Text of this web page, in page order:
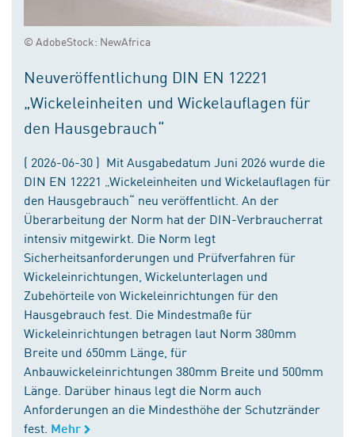
© AdobeStock: NewAfrica
Neuveröffentlichung DIN EN 12221
„Wickeleinheiten und Wickelauflagen für
den Hausgebrauch“
( 2026-06-30 ) Mit Ausgabedatum Juni 2026 wurde die
DIN EN 12221 „Wickeleinheiten und Wickelauflagen für
den Hausgebrauch“ neu veröffentlicht. An der
Überarbeitung der Norm hat der DIN-Verbraucherrat
intensiv mitgewirkt. Die Norm legt
Sicherheitsanforderungen und Prüfverfahren für
Wickeleinrichtungen, Wickelunterlagen und
Zubehörteile von Wickeleinrichtungen für den
Hausgebrauch fest. Die Mindestmaße für
Wickeleinrichtungen betragen laut Norm 380mm
Breite und 650mm Länge, für
Anbauwickeleinrichtungen 380mm Breite und 500mm
Länge. Darüber hinaus legt die Norm auch
Anforderungen an die Mindesthöhe der Schutzränder
fest. Mehr